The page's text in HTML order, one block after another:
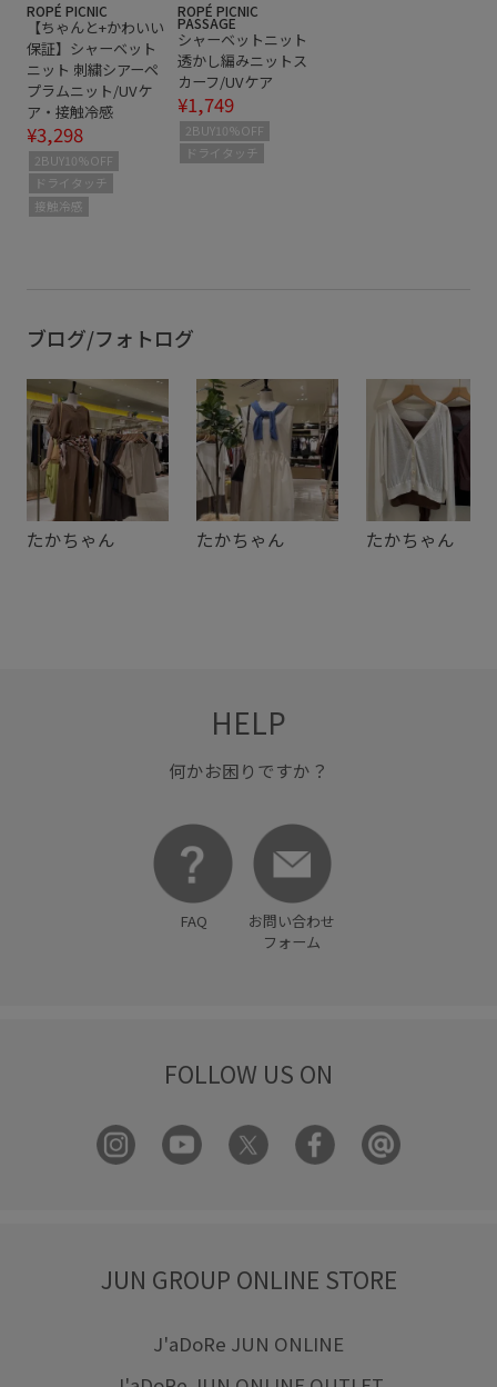
ROPÉ PICNIC
【ちゃんと+かわいい
保証】シャーベット
ニット 刺繍シアーペ
プラムニット/UVケ
ア・接触冷感
¥3,298
2BUY10%OFF
ドライタッチ
接触冷感
ROPÉ PICNIC
PASSAGE
シャーベットニット
透かし編みニットス
カーフ/UVケア
¥1,749
2BUY10%OFF
ドライタッチ
ブログ/フォトログ
たかちゃん たかちゃん たかちゃん
HELP
何かお困りですか？
FAQ
お問い合わせ
フォーム
FOLLOW US ON
JUN GROUP ONLINE STORE
J'aDoRe JUN ONLINE